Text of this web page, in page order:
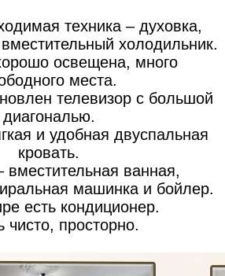
техника – духовка,
холодильник.
освещена, много
места.
телевизор с большой
диагональю.
и удобная двуспальная
кровать.
вместительная ванная,
машинка и бойлер.
есть кондиционер.
чисто, просторно.